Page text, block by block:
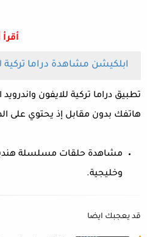
ابلكيشن مشاهدة دراما تركية
تطبيق دراما تركية للايفون
هاتفك بدون مقابل إذ يحتوي على
مشاهدة حلقات مسلسلة هندية
وخليجية.
قد يعجبك ايضا